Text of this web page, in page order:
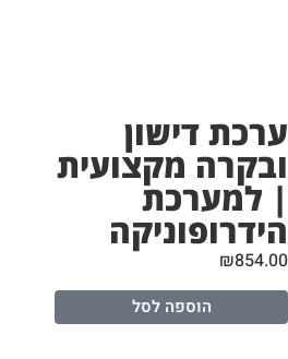
דישון
מקצועית
למערכת
₪
הוספה לסל